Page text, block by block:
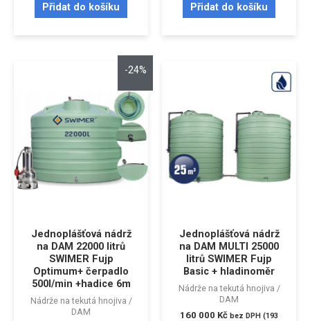
Přidat do košíku Přidat do košíku
-24%
Jednoplášťová nádrž
na DAM 22000 litrů
SWIMER Fujp
Optimum+ čerpadlo
500l/min +hadice 6m
Nádrže na tekutá hnojiva /
DAM
Jednoplášťová nádrž
na DAM MULTI 25000
litrů SWIMER Fujp
Basic + hladinoměr
Nádrže na tekutá hnojiva /
DAM
160 000 Kč bez DPH (193